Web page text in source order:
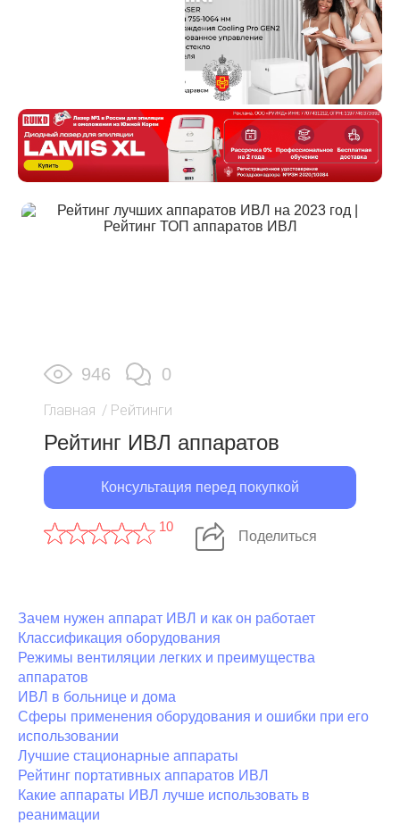
946 0
Главная / Рейтинги
Рейтинг ИВЛ аппаратов
Консультация перед покупкой
10
Поделиться
Зачем нужен аппарат ИВЛ и как он работает
Классификация оборудования
Режимы вентиляции легких и преимущества
аппаратов
ИВЛ в больнице и дома
Сферы применения оборудования и ошибки при его
использовании
Лучшие стационарные аппараты
Рейтинг портативных аппаратов ИВЛ
Какие аппараты ИВЛ лучше использовать в
реанимации